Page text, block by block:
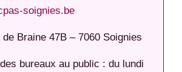
soignies.be
de Braine 47B – 7060 Soignies
bureaux au public : du lundi